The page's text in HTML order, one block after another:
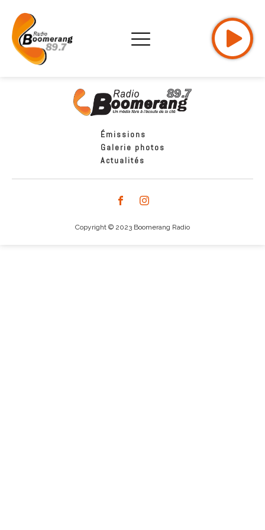
Émissions
Galerie photos
Actualités
Copyright © 2023 Boomerang Radio